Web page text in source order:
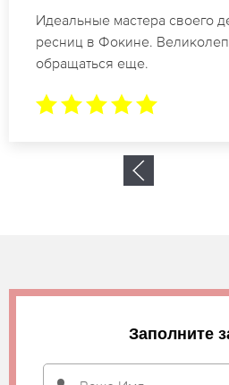
Спасибо огромное.
ресниц в Фокине для
было готово.
Заполните